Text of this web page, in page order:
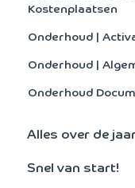
Kostenplaatsen
Onderhoud |
Onderhoud |
Onderhoud
Alles over de
Aanmaken
Snel van start!